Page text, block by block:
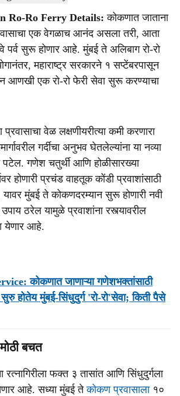
Ro-Ro Ferry Details: कोकणात जाताना
एक वेगळाच आनंद असला तरी, आता
सुरू होणार आहे. मुंबई ते अलिबाग रो-रो
महाराष्ट्र सरकारने १ सप्टेंबरपासून
आणखी एक रो-रो फेरी सेवा सुरू करण्याचा
प्रवासाचा वेळ लक्षणीयरीत्या कमी करणारा
गर्दीचा अनुभव घेतलेल्यांना या नव्या
गणेश चतुर्थी आणि होळीसारख्या
होणारी प्रचंड वाहतूक कोंडी प्रवाशांसाठी
मुंबई ते कोकणदरम्यान सुरू होणारी नवी
ठरेल यामुळे प्रवाशांना रस्त्यावरील
येणार आहे.
कोकणात जाणाऱ्या गणेशभक्तांसाठी
मुंबई-सिंधुदुर्ग 'रो-रो'सेवा; किती पैसे
बचत
फक्त ३ तासांत आणि सिंधुदुर्गला
आहे. सध्या मुंबई तेकोकण प्रवासाला१०